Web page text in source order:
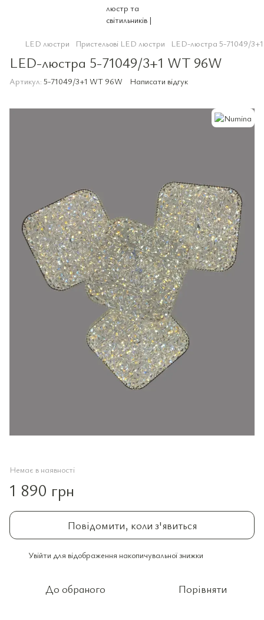
LED люстри Пристельові LED люстри LED-люстра 5-71049/
LED-люстра 5-71049/3+1 WT 96W
Артикул: 5-71049/3+1 WT 96W Написати відгук
Немає в наявності
1 890 грн
Повідомити, коли з'явиться
Увійти для відображення накопичувальної знижки
До обраного Порівняти